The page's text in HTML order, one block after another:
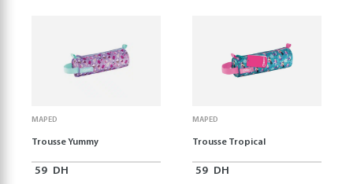
MAPED
Trousse Yummy
59 DH
MAPED
Trousse Tropical
59 DH